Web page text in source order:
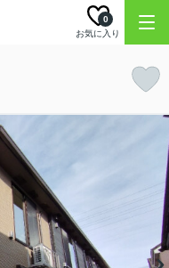
お気に入り
0